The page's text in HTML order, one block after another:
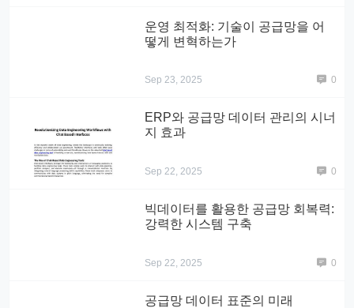
운영 최적화: 기술이 공급망을 어
떻게 변혁하는가
Sep 23, 2025 0
ERP와 공급망 데이터 관리의 시너
지 효과
Sep 22, 2025 0
빅데이터를 활용한 공급망 회복력:
강력한 시스템 구축
Sep 22, 2025 0
공급망 데이터 표준의 미래